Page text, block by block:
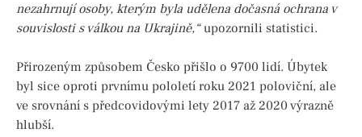
nezahrnují osoby, kterým byla udělena dočasná ochrana v
souvislosti s válkou na Ukrajině,“upozornili statistici.
Přirozeným způsobem Česko přišlo o 9700 lidí. Úbytek
byl sice oproti prvnímu pololetí roku 2021 poloviční, ale
ve srovnání s předcovidovými lety 2017 až 2020 výrazně
hlubší.